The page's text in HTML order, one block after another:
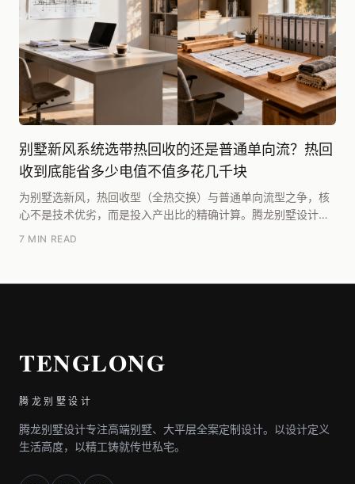
别墅新风系统选带热回收的还是普通单向流？热回
收到底能省多少电值不值多花几千块
为别墅选新风，热回收型（全热交换）与普通单向流型之争，核
心不是技术优劣，而是投入产出比的精确计算。腾龙别墅设计研
7 MIN READ
TENGLONG
腾龙别墅设计
腾龙别墅设计专注高端别墅、大平层全案定制设计。以设计定义
生活高度，以精工铸就传世私宅。